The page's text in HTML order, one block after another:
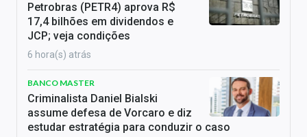
Petrobras (PETR4) aprova R$
17,4 bilhões em dividendos e
JCP; veja condições
6 hora(s) atrás
BANCO MASTER
Criminalista Daniel Bialski
assume defesa de Vorcaro e diz
estudar estratégia para conduzir o caso